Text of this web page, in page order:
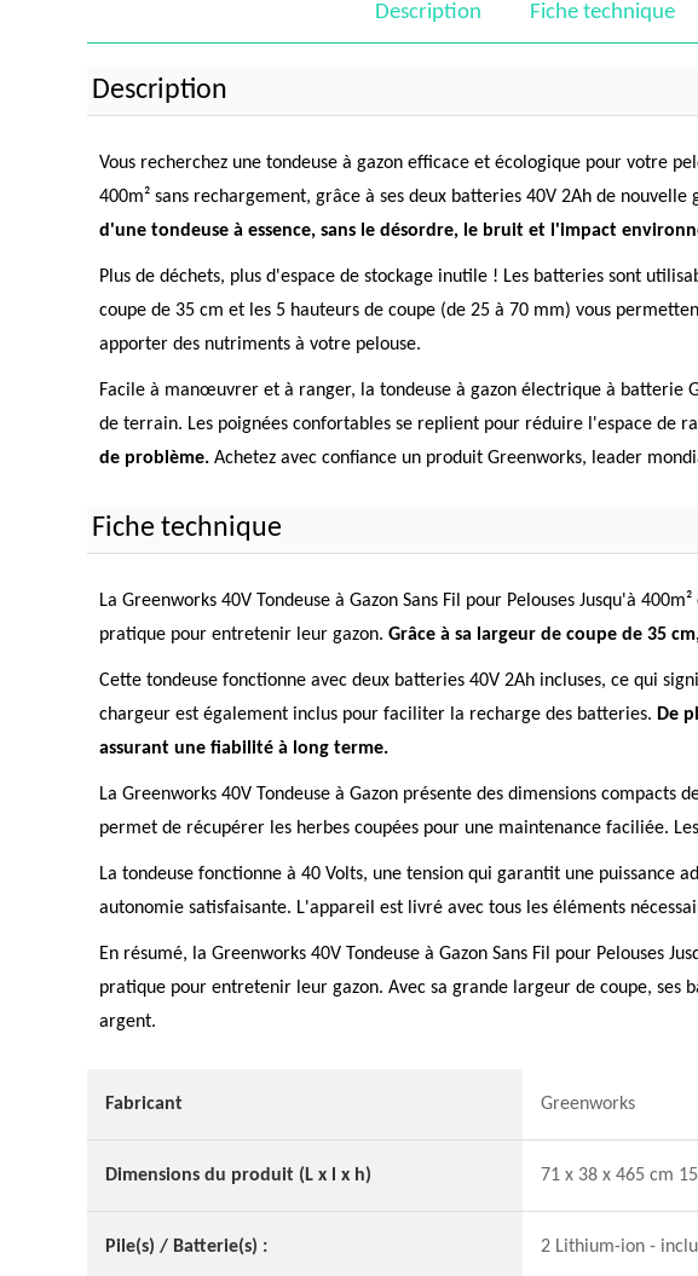
Description Fiche technique
Description
Vous recherchez une tondeuse à gazon efficace et écologique pour votre
400m² sans rechargement, grâce à ses deux batteries 40V 2Ah de nouvelle
d'une tondeuse à essence, sans le désordre, le bruit et l'impact
Plus de déchets, plus d'espace de stockage inutile ! Les batteries sont
coupe de 35 cm et les 5 hauteurs de coupe (de 25 à 70 mm) vous
apporter des nutriments à votre pelouse.
Facile à manœuvrer et à ranger, la tondeuse à gazon électrique à batterie
de terrain. Les poignées confortables se replient pour réduire l'espace de
de problème. Achetez avec confiance un produit Greenworks, leader
Fiche technique
La Greenworks 40V Tondeuse à Gazon Sans Fil pour Pelouses Jusqu'à
pratique pour entretenir leur gazon. Grâce à sa largeur de coupe de 35
Cette tondeuse fonctionne avec deux batteries 40V 2Ah incluses, ce qui
chargeur est également inclus pour faciliter la recharge des batteries. De
assurant une fiabilité à long terme.
La Greenworks 40V Tondeuse à Gazon présente des dimensions
permet de récupérer les herbes coupées pour une maintenance faciliée.
La tondeuse fonctionne à 40 Volts, une tension qui garantit une
autonomie satisfaisante. L'appareil est livré avec tous les éléments
En résumé, la Greenworks 40V Tondeuse à Gazon Sans Fil pour Pelouses
pratique pour entretenir leur gazon. Avec sa grande largeur de coupe,
argent.
Fabricant Greenworks
Dimensions du produit (L x l x h) 71 x 38 x 465 cm
Pile(s) / Batterie(s) : 2 Lithium-ion -